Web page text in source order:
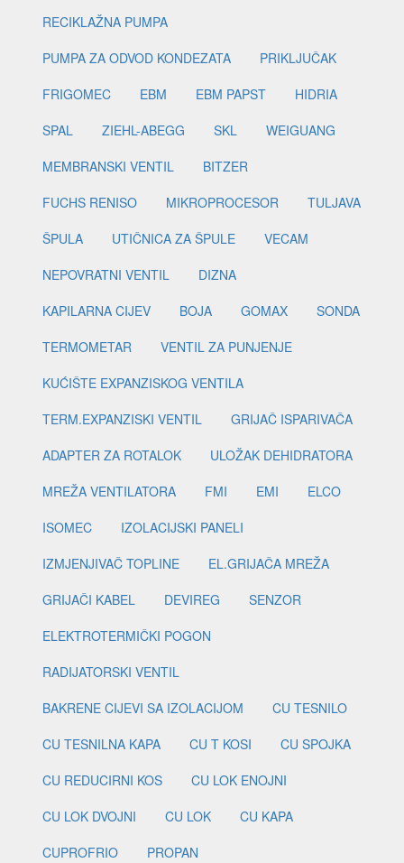
RECIKLAŽNA PUMPA
PUMPA ZA ODVOD KONDEZATA
PRIKLJUČAK
FRIGOMEC
EBM EBM PAPST
HIDRIA
SPAL
ZIEHL-ABEGG SKL
WEIGUANG
MEMBRANSKI VENTIL
BITZER
FUCHS RENISO
MIKROPROCESOR
TULJAVA
ŠPULA
UTIČNICA ZA ŠPULE
VECAM
NEPOVRATNI VENTIL
DIZNA
KAPILARNA CIJEV
BOJA GOMAX
SONDA
TERMOMETAR
VENTIL ZA PUNJENJE
KUĆIŠTE EXPANZISKOG VENTILA
TERM.EXPANZISKI VENTIL
GRIJAČ ISPARIVAČA
ADAPTER ZA ROTALOK
ULOŽAK DEHIDRATORA
MREŽA VENTILATORA
FMI EMI
ELCO
ISOMEC
IZOLACIJSKI PANELI
IZMJENJIVAČ TOPLINE
EL.GRIJAČA MREŽA
GRIJAČI KABEL
DEVIREG
SENZOR
ELEKTROTERMIČKI POGON
RADIJATORSKI VENTIL
BAKRENE CIJEVI SA IZOLACIJOM
CU TESNILO
CU TESNILNA KAPA
CU T KOSI
CU SPOJKA
CU REDUCIRNI KOS
CU LOK ENOJNI
CU LOK DVOJNI
CU LOK
CU KAPA
CUPROFRIO
PROPAN